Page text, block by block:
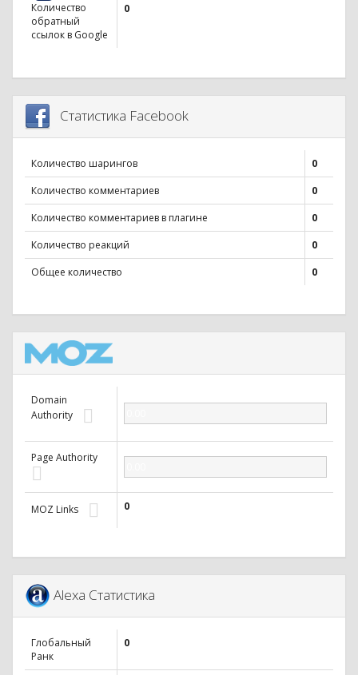
Количество
обратный
ссылок в Google
0
Статистика Facebook
Количество шарингов
0
Количество комментариев
0
Количество комментариев в плагине
0
Количество реакций
0
Общее количество
0
Domain
Authority
Page Authority
MOZ Links 0
Alexa Статистика
Глобальный
Ранк
0